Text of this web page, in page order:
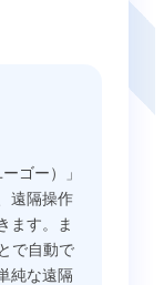
ゴー）」
遠隔操作
ます。ま
で自動で
純な遠隔